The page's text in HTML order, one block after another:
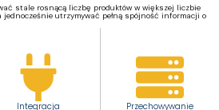
stale rosnącą liczbę produktów w większej liczbie
jednocześnie utrzymywać pełną spójność informacji o
Integracja Przechowywanie